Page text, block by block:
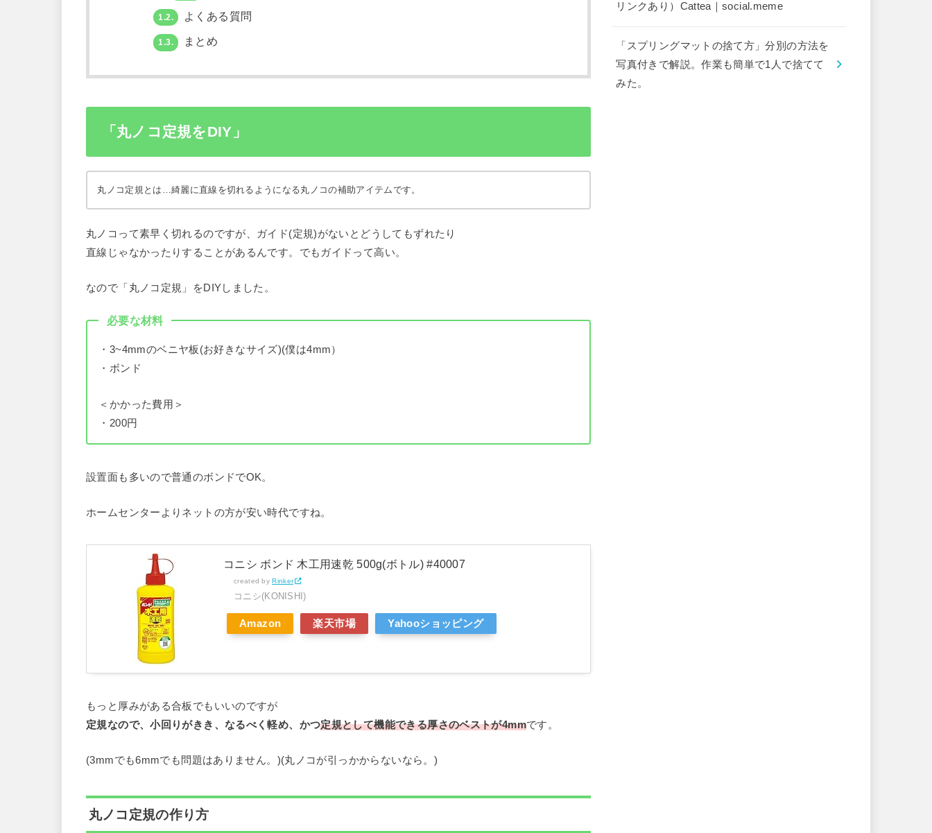
1.2. よくある質問
1.3. まとめ
「丸ノコ定規をDIY」
丸ノコ定規とは…綺麗に直線を切れるようになる丸ノコの補助アイテムです。
丸ノコって素早く切れるのですが、ガイド(定規)がないとどうしてもずれたり
直線じゃなかったりすることがあるんです。でもガイドって高い。
なので「丸ノコ定規」をDIYしました。
必要な材料
・3~4mmのベニヤ板(お好きなサイズ)(僕は4mm）
・ボンド
＜かかった費用＞
・200円
設置面も多いので普通のボンドでOK。
ホームセンターよりネットの方が安い時代ですね。
コニシ ボンド 木工用速乾 500g(ボトル) #40007
created byRinker
コニシ(KONISHI)
Amazon 楽天市場 Yahooショッピング
もっと厚みがある合板でもいいのですが
定規なので、小回りがきき、なるべく軽め、かつ定規として機能できる厚さのベストが4mmです。
(3mmでも6mmでも問題はありません。)(丸ノコが引っかからないなら。)
丸ノコ定規の作り方
リンクあり）Cattea｜social.meme
「スプリングマットの捨て方」分別の方法を
写真付きで解説。作業も簡単で1人で捨てて
みた。